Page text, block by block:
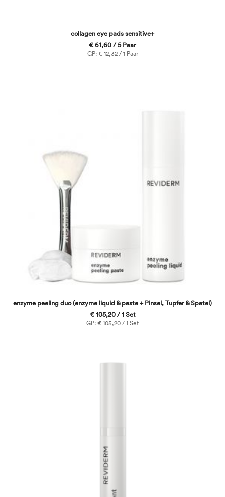
collagen eye pads sensitive+
€ 61,60 / 5 Paar
GP: € 12,32 / 1 Paar
enzyme peeling duo (enzyme liquid & paste + Pinsel, Tupfer & Spatel)
€ 105,20 / 1 Set
GP: € 105,20 / 1 Set